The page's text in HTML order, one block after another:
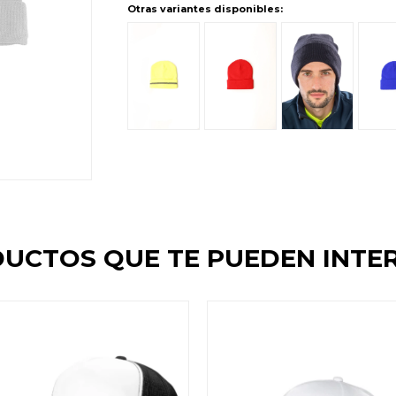
Otras variantes disponibles:
QUE TE PUEDEN